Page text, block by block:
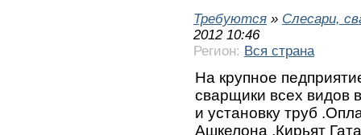
Требуются » Слесари,
2012 10:46
Регион: Вся страна
На крупное
сварщики всех видов
и установку труб
Ашкелона ,Кирьят